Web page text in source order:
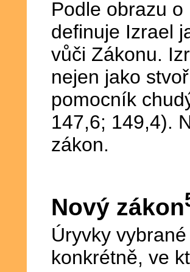
Podle obrazu
definuje Izrael
vůči Zákonu.
nejen jako
pomocník
147,6; 149,4).
zákon.
Nový zákon
Úryvky
konkrétně, ve